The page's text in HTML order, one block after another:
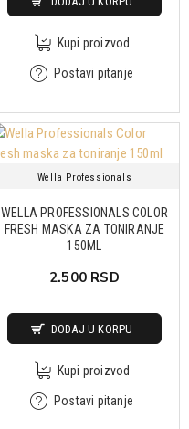
Kupi proizvod
Postavi pitanje
Wella Professionals
WELLA PROFESSIONALS COLOR
FRESH MASKA ZA TONIRANJE
150ML
2.500 RSD
DODAJ U KORPU
Kupi proizvod
Postavi pitanje